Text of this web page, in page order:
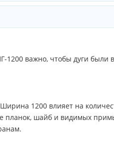
1200 важно, чтобы дуги
1200 влияет на
планок, шайб и видимых